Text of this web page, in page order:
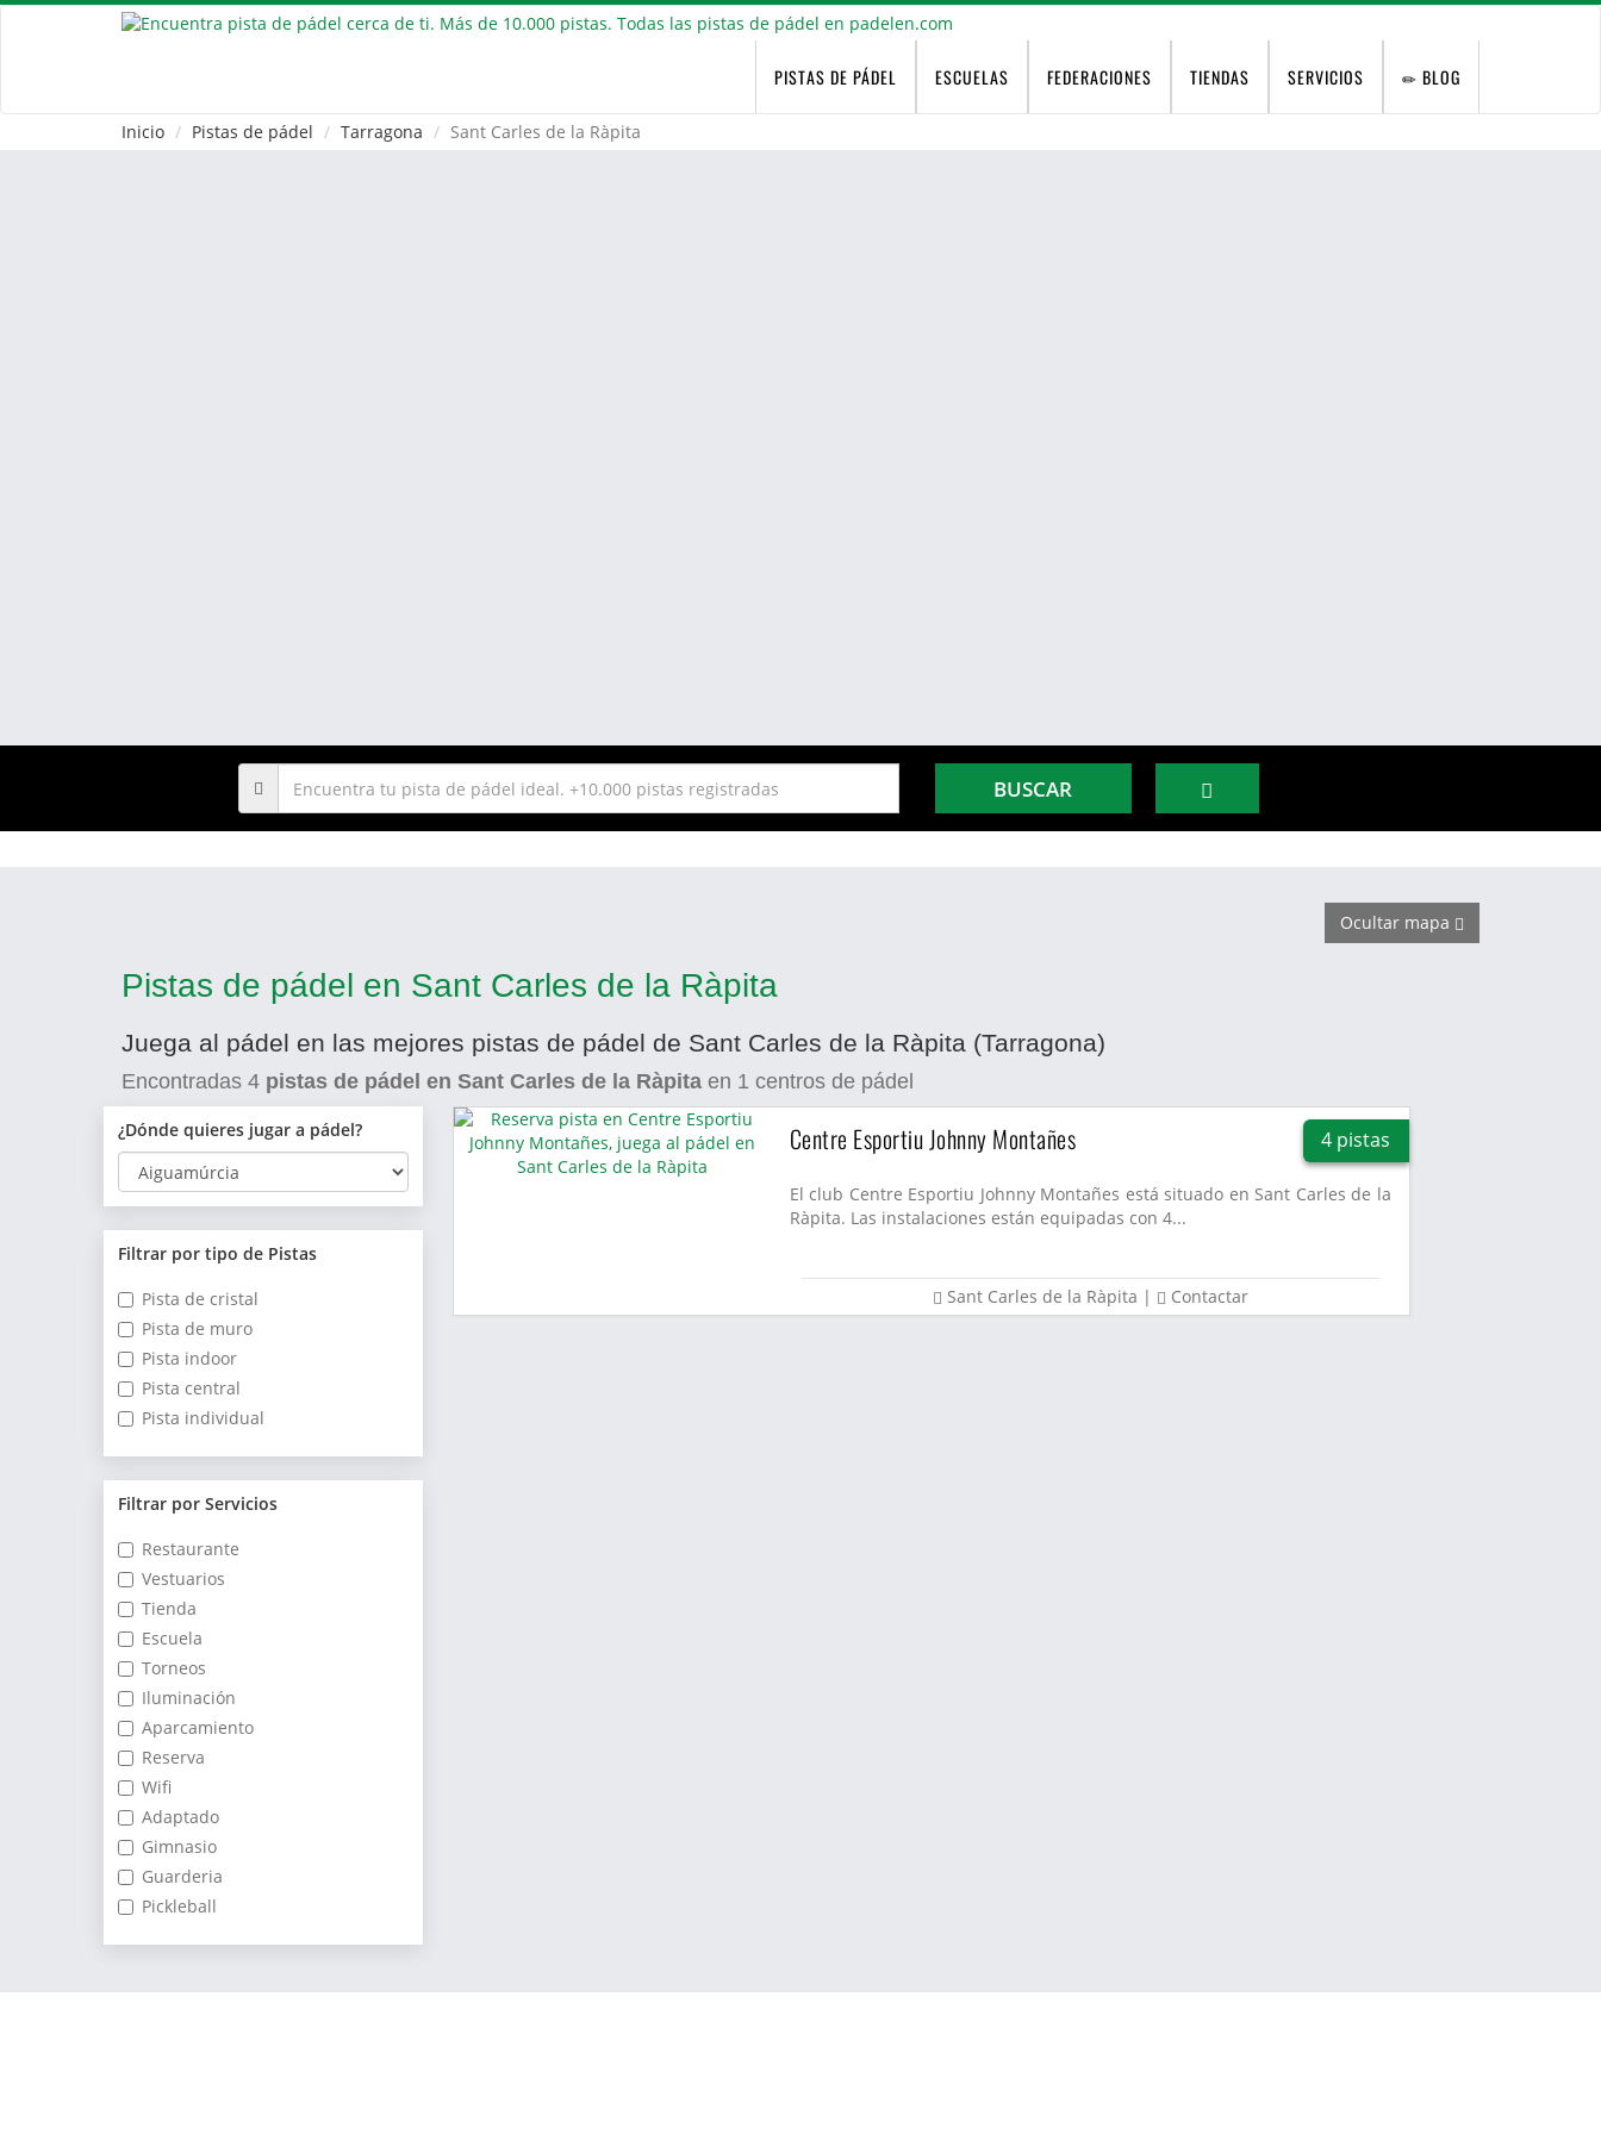
PISTAS DE PÁDEL ESCUELAS FEDERACIONES TIENDAS SERVICIOS BLOG
Inicio Pistas de pádel Tarragona Sant Carles de la Ràpita
BUSCAR
Ocultar mapa
Pistas de pádel en Sant Carles de la Ràpita
Juega al pádel en las mejores pistas de pádel de Sant Carles de la Ràpita (Tarragona)
Encontradas 4 pistas de pádel en Sant Carles de la Ràpita en 1 centros de pádel
¿Dónde quieres jugar a pádel?
Filtrar por tipo de Pistas
Pista de cristal
Pista de muro
Pista indoor
Pista central
Pista individual
Filtrar por Servicios
Restaurante
Vestuarios
Tienda
Escuela
Torneos
Iluminación
Aparcamiento
Reserva
Wifi
Adaptado
Gimnasio
Guarderia
Pickleball
Centre Esportiu Johnny Montañes 4 pistas
El club Centre Esportiu Johnny Montañes está situado en Sant Carles de la
Ràpita. Las instalaciones están equipadas con 4...
Sant Carles de la Ràpita | Contactar